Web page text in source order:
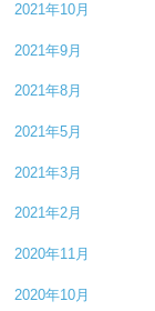
2021年10月
2021年9月
2021年8月
2021年5月
2021年3月
2021年2月
2020年11月
2020年10月